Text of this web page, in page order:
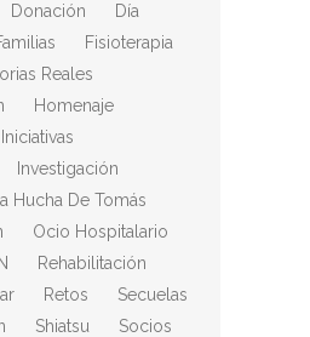
Donación
Día
Fisioterapia
Reales
Homenaje
Iniciativas
Investigación
La Hucha De Tomás
Ocio Hospitalario
Rehabilitación
Retos
Secuelas
Shiatsu
Socios